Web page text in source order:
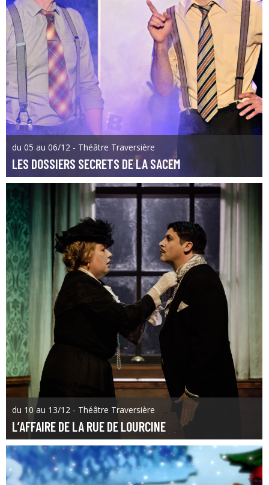
du 05 au 06/12 - Théâtre Traversière
LES DOSSIERS SECRETS DE LA SACEM
du 10 au 13/12 - Théâtre Traversière
L’AFFAIRE DE LA RUE DE LOURCINE